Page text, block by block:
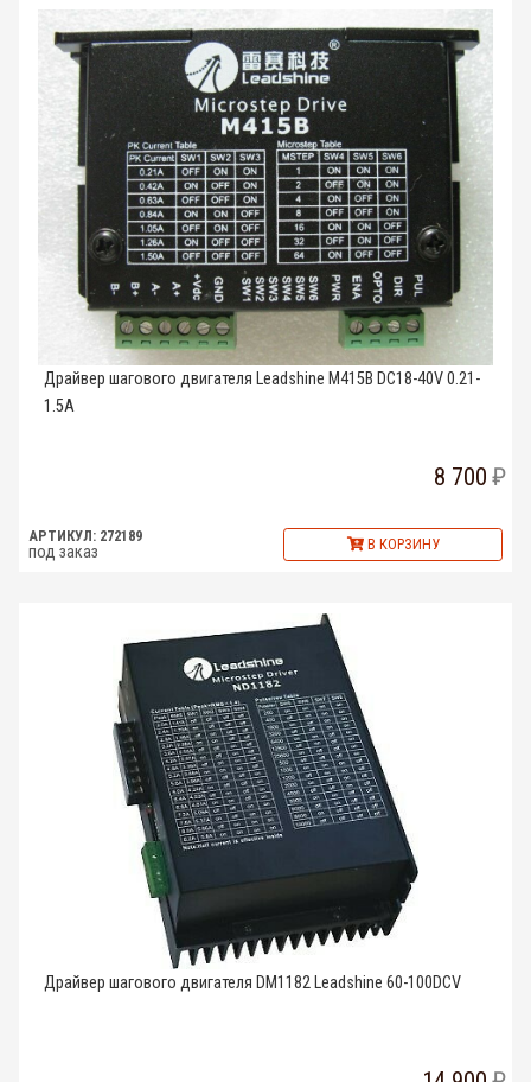
Драйвер шагового двигателя Leadshine M415B DC18-40V 0.21-
1.5A
8 700
АРТИКУЛ: 272189
под заказ В КОРЗИНУ
Драйвер шагового двигателя DM1182 Leadshine 60-100DCV